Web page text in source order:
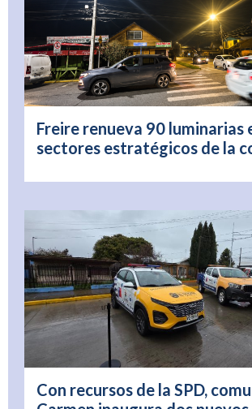
Freire renueva 90 luminarias
sectores estratégicos de la
Con recursos de la SPD,